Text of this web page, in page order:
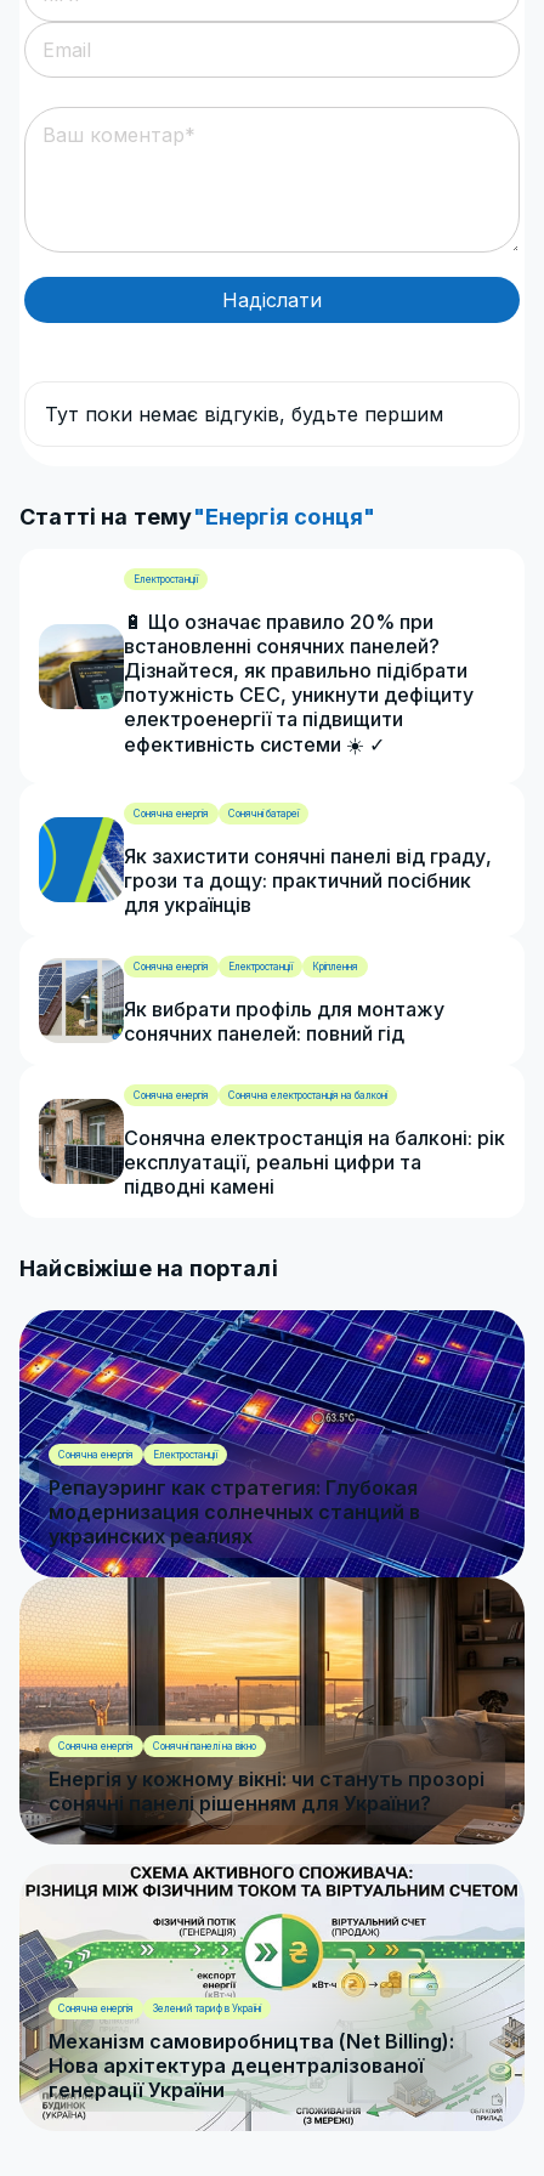
Надіслати
Тут поки немає відгуків, будьте першим
Статті на тему"Енергія сонця"
Електростанції
🔋 Що означає правило 20% при
встановленні сонячних панелей?
Дізнайтеся, як правильно підібрати
потужність СЕС, уникнути дефіциту
електроенергії та підвищити
ефективність системи ☀️ ✓
Сонячна енергія Сонячні батареї
Як захистити сонячні панелі від граду,
грози та дощу: практичний посібник
для українців
Сонячна енергія Електростанції Кріплення
Як вибрати профіль для монтажу
сонячних панелей: повний гід
Сонячна енергія Сонячна електростанція на балконі
Сонячна електростанція на балконі: рік
експлуатації, реальні цифри та
підводні камені
Найсвіжіше на порталі
Сонячна енергія Електростанції
Репауэринг как стратегия: Глубокая
модернизация солнечных станций в
украинских реалиях
Сонячна енергія Сонячні панелі на вікно
Енергія у кожному вікні: чи стануть прозорі
сонячні панелі рішенням для України?
Сонячна енергія Зелений тариф в Україні
Механізм самовиробництва (Net Billing):
Нова архітектура децентралізованої
генерації України